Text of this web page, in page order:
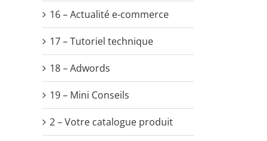
16 – Actualité e-commerce
17 – Tutoriel technique
18 – Adwords
19 – Mini Conseils
2 – Votre catalogue produit